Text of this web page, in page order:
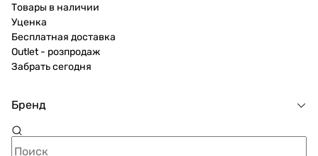
Товары в наличии
Уценка
Бесплатная доставка
Outlet - розпродаж
Забрать сегодня
Бренд